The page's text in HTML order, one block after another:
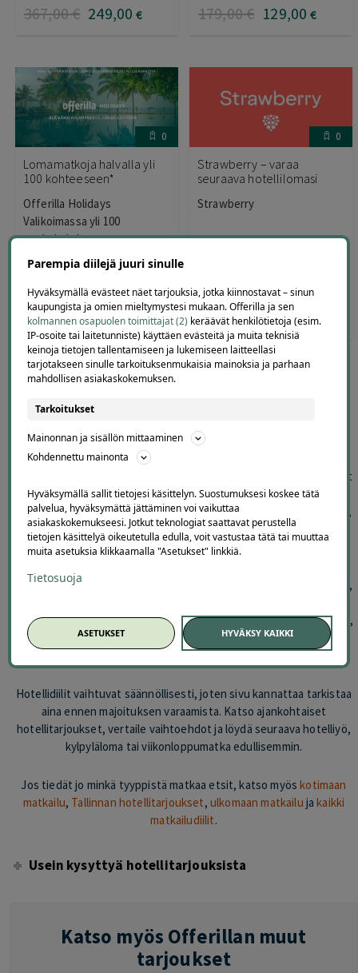
367,00€ 249,00 € 179,00€ 129,00 €
0
Lomamatkoja halvalla yli
100 kohteeseen*
Offerilla Holidays
Valikoimassa yli 100
matkakohdetta
,00 €
0
Strawberry – varaa
seuraava hotellilomasi
Strawberry
0,00 €
Hotellitarjoukset ja majoitusdiilit
yhdessä paikassa
Offerilla kokoaa hotellitarjoukset, hotellidiilit ja majoitustarjoukset
helposti samaan paikkaan. Valikoimasta löydät vaihtuvia tarjouksia
esimerkiksi kotimaan hotellilomiin, kylpylälomiin, viikonloppulomiin,
Tallinnan hotellipaketteihin, kaupunkilomiin ja ulkomaan
majoitusdiileihin.
Sivu sopii erityisesti silloin, kun etsit edullista hotelliyötä kahdelle,
majoitustarjousta lahjaksi. Tarjouksia voi löytyä eri puolilta Suomea,
Tallinnasta ja muista matkakohteista sen mukaan, mitä hotelleja ja
matkailukumppaneita on kulloinkin mukana.
Hotellidiilit vaihtuvat säännöllisesti, joten sivu kannattaa tarkistaa
aina ennen majoituksen varaamista. Katso ajankohtaiset
hotellitarjoukset, vertaile vaihtoehdot ja löydä seuraava hotelliyö,
kylpyläloma tai viikonloppumatka edullisemmin.
Jos tiedät jo minkä tyyppistä matkaa etsit, katso myöskotimaan
matkailu, Tallinnan hotellitarjoukset, ulkomaan matkailu jakaikki
matkailudiilit.
Usein kysyttyä hotellitarjouksista
Katso myös Offerillan muut
tarjoukset
Parempia diilejä juuri sinulle
Hyväksymällä evästeet näet tarjouksia, jotka kiinnostavat – sinun
kaupungista ja omien mieltymystesi mukaan. Offerilla ja sen
kolmannen osapuolen toimittajat (2) keräävät henkilötietoja (esim.
IP-osoite tai laitetunniste) käyttäen evästeitä ja muita teknisiä
keinoja tietojen tallentamiseen ja lukemiseen laitteellasi
tarjotakseen sinulle tarkoituksenmukaisia mainoksia ja parhaan
mahdollisen asiakaskokemuksen.
Tarkoitukset
Mainonnan ja sisällön mittaaminen
Kohdennettu mainonta
Hyväksymällä sallit tietojesi käsittelyn. Suostumuksesi koskee tätä
palvelua, hyväksymättä jättäminen voi vaikuttaa
asiakaskokemukseesi. Jotkut teknologiat saattavat perustella
tietojen käsittelyä oikeutetulla edulla, voit vastustaa tätä tai muuttaa
muita asetuksia klikkaamalla "Asetukset" linkkiä.
Tietosuoja
ASETUKSET HYVÄKSY KAIKKI